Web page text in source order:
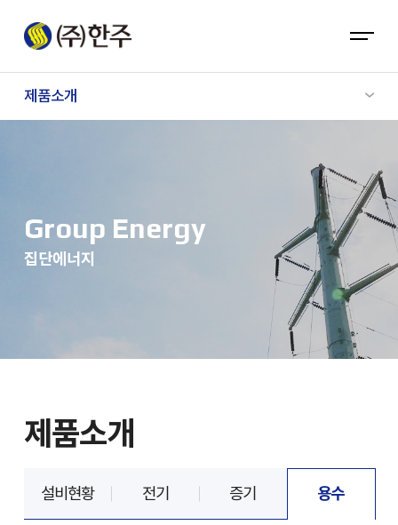
제품소개
Group Energy
집단에너지
제품소개
설비현황 전기 증기 용수